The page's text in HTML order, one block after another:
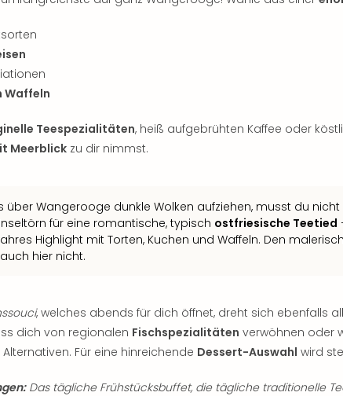
Waffeln
Teespezialitäten, heiß aufgebrühten Kaffee oder
Meerblick zu dir nimmst.
Wangerooge dunkle Wolken aufziehen, musst du nicht
für eine romantische, typisch ostfriesische Teetied
Highlight mit Torten, Kuchen und Waffeln. Den
hier nicht.
, welches abends für dich öffnet, dreht sich ebenfalls
dich von regionalen Fischspezialitäten verwöhnen oder
Für eine hinreichende Dessert-Auswahl wird
Das tägliche Frühstücksbuffet, die tägliche traditionelle